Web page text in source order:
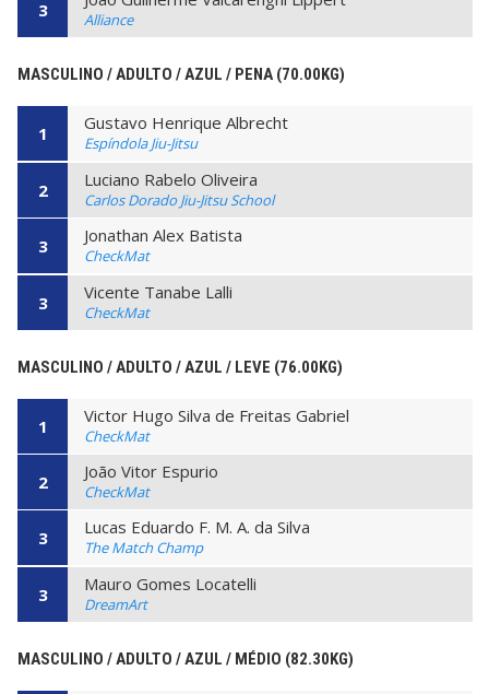
3 Alliance
MASCULINO / ADULTO / AZUL / PENA (70.00KG)
1 Gustavo Henrique Albrecht
Espíndola Jiu-Jitsu
2 Luciano Rabelo Oliveira
Carlos Dorado Jiu-Jitsu School
3 Jonathan Alex Batista
CheckMat
3 Vicente Tanabe Lalli
CheckMat
MASCULINO / ADULTO / AZUL / LEVE (76.00KG)
1 Victor Hugo Silva de Freitas Gabriel
CheckMat
2 João Vitor Espurio
CheckMat
3 Lucas Eduardo F. M. A. da Silva
The Match Champ
3 Mauro Gomes Locatelli
DreamArt
MASCULINO / ADULTO / AZUL / MÉDIO (82.30KG)